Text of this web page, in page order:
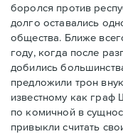
боролся против
долго оставались
общества. Ближе
году, когда после
добились
предложили трон
известному как
по комичной в
привыкли считать